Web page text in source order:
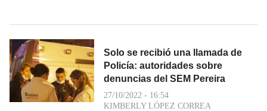
Solo se recibió una llamada de
Policía: autoridades sobre
denuncias del SEM Pereira
27/10/2022 - 16:54
KIMBERLY LÓPEZ CORREA